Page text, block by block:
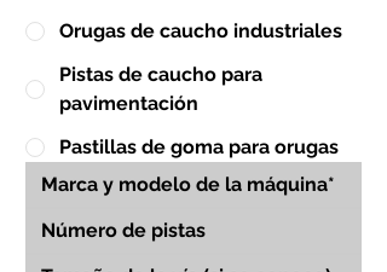
Orugas de caucho industriales
Pistas de caucho para
pavimentación
Pastillas de goma para orugas